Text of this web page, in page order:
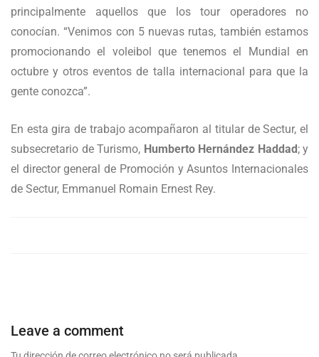
principalmente aquellos que los tour operadores no
conocían. “Venimos con 5 nuevas rutas, también estamos
promocionando el voleibol que tenemos el Mundial en
octubre y otros eventos de talla internacional para que la
gente conozca”.
En esta gira de trabajo acompañaron al titular de Sectur, el
subsecretario de Turismo, Humberto Hernández Haddad ; y
el director general de Promoción y Asuntos Internacionales
de Sectur, Emmanuel Romain Ernest Rey.
Leave a comment